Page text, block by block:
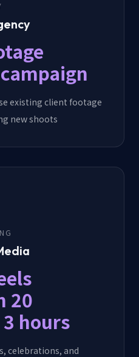
existing client footage
new shoots
20
hours
celebrations, and